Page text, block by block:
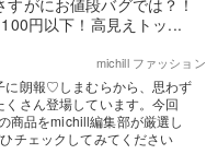
がにお値段バグでは？！
円以下！高見えトッ...
michill ファッション
に朗報♡しまむらから、思わず
さん登場しています。今回
商品をmichill編集部が厳選し
チェックしてみてください